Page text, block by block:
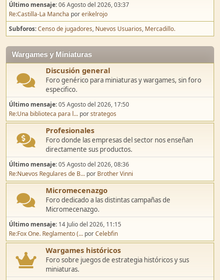
Último mensaje:06 Agosto del 2026, 03:37
Re:Castilla-La Mancha porerikelrojo
Subforos Censo de jugadores Nuevos Usuarios Mercadillo.
Wargames y Miniaturas
Discusión general
Foro genérico para miniaturas y wargames, sin foro
especifico.
Último mensaje:05 Agosto del 2026, 17:50
Re:Una biblioteca para l... porstrategos
Profesionales
Foro donde las empresas del sector nos enseñan
directamente sus productos.
Último mensaje:05 Agosto del 2026, 08:36
Re:Nuevos Regulares de B... por Brother Vinni
Micromecenazgo
Foro dedicado a las distintas campañas de
Micromecenazgo.
Último mensaje: 14 Julio del 2026, 11:15
Re:Fox One. Reglamento (... porCelebfin
Wargames históricos
Foro sobre juegos de estrategia históricos y sus
miniaturas.